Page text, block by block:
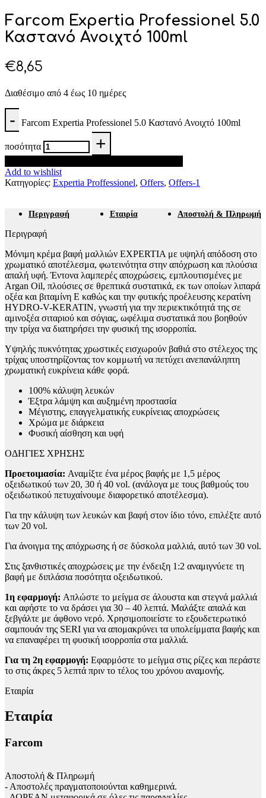
Farcom Expertia Professionel 5.0
Καστανό Ανοιχτό 100ml
€8,65
Διαθέσιμο από 4 έως 10 ημέρες
Farcom Expertia Professionel 5.0 Καστανό Ανοιχτό 100ml
ποσότητα
Add to wishlist
Κατηγορίες: Expertia Proffessionel, Offers, Offers-1
Περιγραφή Εταιρία Αποστολή & Πληρωμή
Περιγραφή
Μόνιμη κρέμα βαφή μαλλιών EXPERTIA με υψηλή απόδοση στο
χρωματικό αποτέλεσμα, φωτεινότητα στην απόχρωση και πλούσια
απαλή υφή. Έντονα λαμπερές αποχρώσεις, εμπλουτισμένες με
Argan Oil, πλούσιες σε θρεπτικά συστατικά, εκ των οποίων λιπαρά
οξέα και βιταμίνη Ε καθώς και την φυτικής προέλευσης κερατίνη
HYDRO-V-KERATIN, γνωστή για την περιεκτικότητά της σε
αμινοξέα σιταριού και σόγιας, ωφέλιμα συστατικά που βοηθούν
την τρίχα να διατηρήσει την φυσική της ισορροπία.
Υψηλής πυκνότητας χρωστικές εισχωρούν βαθιά στο στέλεχος της
τρίχας υποστηρίζοντας τον κομμωτή να πετύχει ανεπανάληπτη
χρωματική ευκρίνεια κάθε φορά.
100% κάλυψη λευκών
Έξτρα λάμψη και αυξημένη προστασία
Μέγιστης, επαγγελματικής ευκρίνειας αποχρώσεις
Χρώμα με διάρκεια
Φυσική αίσθηση και υφή
ΟΔΗΓΙΕΣ ΧΡΗΣΗΣ
Προετοιμασία: Αναμίξτε ένα μέρος βαφής με 1,5 μέρος
οξειδωτικού των 20, 30 ή 40 vol. (ανάλογα με τους βαθμούς του
οξειδωτικού πετυχαίνουμε διαφορετικό αποτέλεσμα).
Για την κάλυψη των λευκών και βαφή στον ίδιο τόνο, επιλέξτε αυτό
των 20 vol.
Για άνοιγμα της απόχρωσης ή σε δύσκολα μαλλιά, αυτό των 30 vol.
Στις ξανθιστικές αποχρώσεις με την ένδειξη 1:2 αναμιγνύετε τη
βαφή με διπλάσια ποσότητα οξειδωτικού.
1η εφαρμογή: Απλώστε το μείγμα σε άλουστα και στεγνά μαλλιά
και αφήστε το να δράσει για 30 – 40 λεπτά. Μαλάξτε απαλά και
ξεβγάλτε με άφθονο νερό. Χρησιμοποιείστε το εξουδετερωτικό
σαμπουάν της SERI για να απομακρύνει τα υπολείμματα βαφής και
να επαναφέρει τη φυσική ισορροπία στα μαλλιά.
Για τη 2η εφαρμογή: Εφαρμόστε το μείγμα στις ρίζες και περάστε
το στις άκρες 5 λεπτά πριν το τέλος του χρόνου αναμονής.
Εταιρία
Εταιρία
Farcom
Αποστολή & Πληρωμή
- Αποστολές πραγματοποιούνται καθημερινά.